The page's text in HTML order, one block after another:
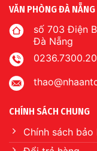
VĂN PHÒNG ĐÀ NẴNG
số 703 Điện
Đà Nẵng
CHÍNH SÁCH CHUNG
Chính sách bảo